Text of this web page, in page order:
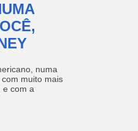
numa
muito mais
e com a